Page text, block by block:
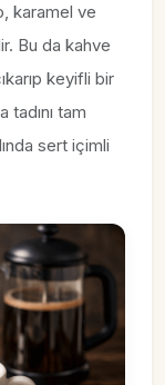
karamel ve
Bu da kahve
keyifli bir
tam
sert içimli